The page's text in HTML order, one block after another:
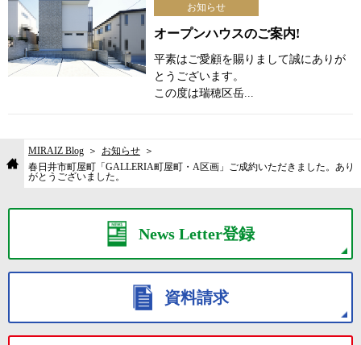
お知らせ
オープンハウスのご案内!
平素はご愛顧を賜りまして誠にありが
とうございます。
この度は瑞穂区岳...
MIRAIZ Blog
お知らせ
春日井市町屋町「GALLERIA町屋町・A区画」ご成約いただきました。あり
がとうございました。
News Letter登録
資料請求